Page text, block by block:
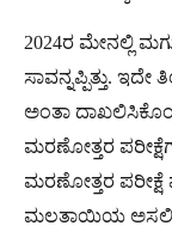
2024ರ ಮೇನಲ್ಲಿ
ಸಾವನ್ನಪ್ಪಿತ್ತು.
ಅಂತಾ
ಮರಣೋತ್ತರ
ಮರಣೋತ್ತರ ಪರೀಕ್ಷೆ
ಮಲತಾಯಿಯ ಅಸಲಿ